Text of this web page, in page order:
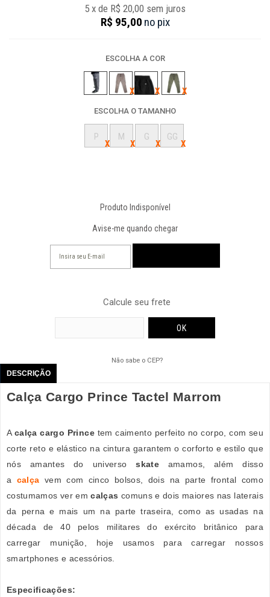
5 x de R$ 20,00 sem juros
R$ 95,00 no pix
ESCOLHA A COR
ESCOLHA O TAMANHO
P M G GG
Produto Indisponível
Avise-me quando chegar
Calcule seu frete
Não sabe o CEP?
DESCRIÇÃO
Calça Cargo Prince Tactel Marrom
A calça cargo Princetem caimento perfeito no corpo, com seu
corte reto e elástico na cintura garantem o corforto e estilo que
nós amantes do universoskateamamos, além disso
a calça vem com cinco bolsos, dois na parte frontal como
costumamos ver emcalças comuns e dois maiores nas laterais
da perna e mais um na parte traseira, como as usadas na
década de 40 pelos militares do exército britânico para
carregar munição, hoje usamos para carregar nossos
smartphones e acessórios.
Especificações: